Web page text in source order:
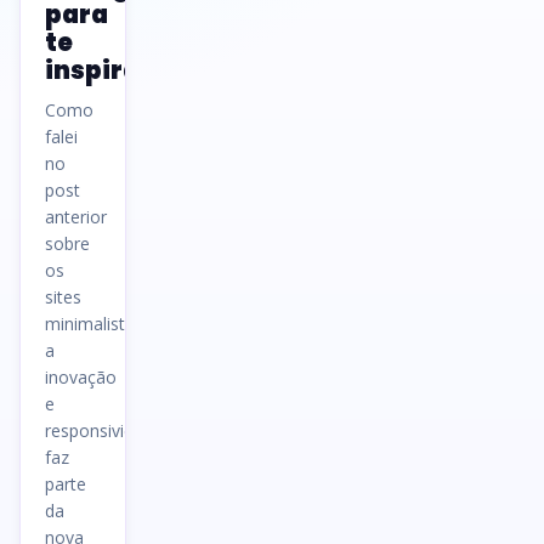
para
te
inspirar
Como
falei
no
post
anterior
sobre
os
sites
minimalistas,
a
inovação
e
responsividade
faz
parte
da
nova